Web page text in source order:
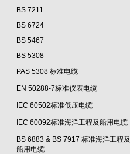
BS 7211
BS 6724
BS 5467
BS 5308
PAS 5308 标准电缆
EN 50288-7标准仪表电缆
IEC 60502标准低压电缆
IEC 60092标准海洋工程及船用电缆
BS 6883 & BS 7917 标准海洋工程及
船用电缆